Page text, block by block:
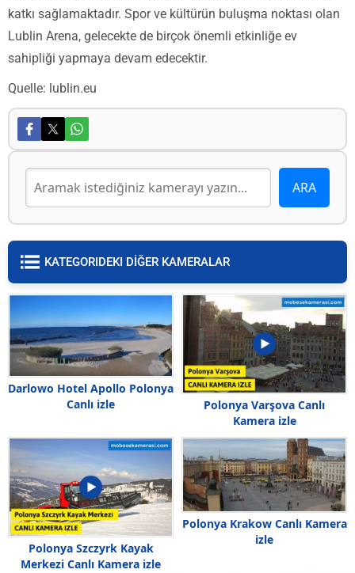
katkı sağlamaktadır. Spor ve kültürün buluşma noktası olan
Lublin Arena, gelecekte de birçok önemli etkinliğe ev
sahipliği yapmaya devam edecektir.
Quelle: lublin.eu
KATEGORIDEKI DİĞER KAMERALAR
Darlowo Hotel Apollo Polonya
Canlı izle
Polonya Varşova Canlı
Kamera izle
Polonya Szczyrk Kayak
Merkezi Canlı Kamera izle
Polonya Krakow Canlı Kamera
izle